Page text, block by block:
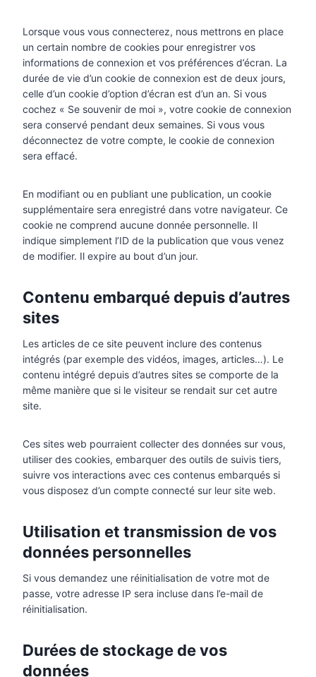
Lorsque vous vous connecterez, nous mettrons en place
un certain nombre de cookies pour enregistrer vos
informations de connexion et vos préférences d’écran. La
durée de vie d’un cookie de connexion est de deux jours,
celle d’un cookie d’option d’écran est d’un an. Si vous
cochez « Se souvenir de moi », votre cookie de connexion
sera conservé pendant deux semaines. Si vous vous
déconnectez de votre compte, le cookie de connexion
sera effacé.
En modifiant ou en publiant une publication, un cookie
supplémentaire sera enregistré dans votre navigateur. Ce
cookie ne comprend aucune donnée personnelle. Il
indique simplement l’ID de la publication que vous venez
de modifier. Il expire au bout d’un jour.
Contenu embarqué depuis d’autres
sites
Les articles de ce site peuvent inclure des contenus
intégrés (par exemple des vidéos, images, articles…). Le
contenu intégré depuis d’autres sites se comporte de la
même manière que si le visiteur se rendait sur cet autre
site.
Ces sites web pourraient collecter des données sur vous,
utiliser des cookies, embarquer des outils de suivis tiers,
suivre vos interactions avec ces contenus embarqués si
vous disposez d’un compte connecté sur leur site web.
Utilisation et transmission de vos
données personnelles
Si vous demandez une réinitialisation de votre mot de
passe, votre adresse IP sera incluse dans l’e-mail de
réinitialisation.
Durées de stockage de vos
données